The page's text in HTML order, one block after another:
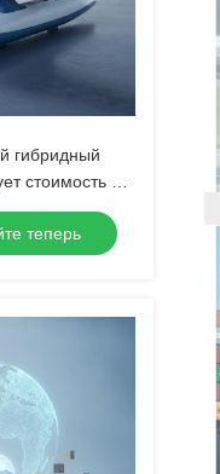
гибридный
стоимость и
теперь